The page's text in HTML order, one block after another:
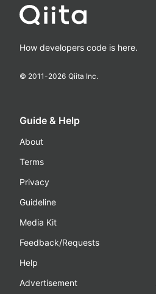
How developers code is here.
© 2011-2026 Qiita Inc.
Guide & Help
About
Terms
Privacy
Guideline
Media Kit
Feedback/Requests
Help
Advertisement